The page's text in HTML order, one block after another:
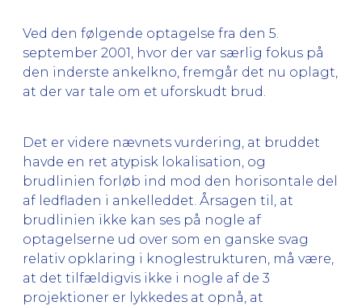
Ved den følgende optagelse fra den 5.
september 2001, hvor der var særlig fokus på
den inderste ankelkno, fremgår det nu oplagt,
at der var tale om et uforskudt brud.
Det er videre nævnets vurdering, at bruddet
havde en ret atypisk lokalisation, og
brudlinien forløb ind mod den horisontale del
af ledfladen i ankelleddet. Årsagen til, at
brudlinien ikke kan ses på nogle af
optagelserne ud over som en ganske svag
relativ opklaring i knoglestrukturen, må være,
at det tilfældigvis ikke i nogle af de 3
projektioner er lykkedes at opnå, at